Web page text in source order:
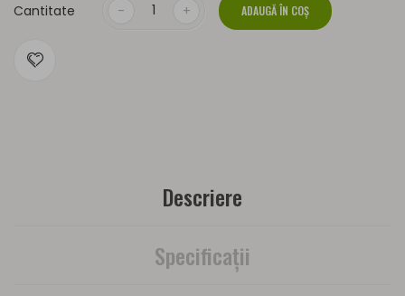
Cantitate ADAUGĂ ÎN COŞ
Descriere
Specificaţii